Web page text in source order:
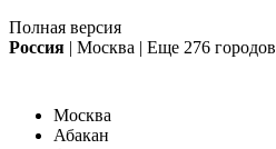
Полная версия
Россия | Москва | Еще 276 городов
Москва
Абакан